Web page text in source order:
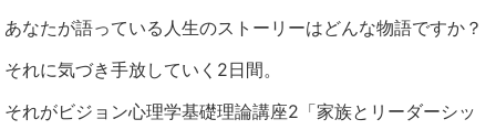
あなたが語っている人生のストーリーはどんな物語ですか？
それに気づき手放していく2日間。
それがビジョン心理学基礎理論講座2「家族とリーダーシッ